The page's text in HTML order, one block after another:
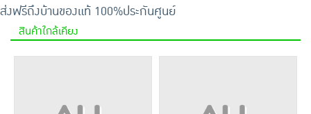
ส่งฟรีถึงบ้านของแท้ 100%ประกันศูนย์
สินค้าใกล้เคียง